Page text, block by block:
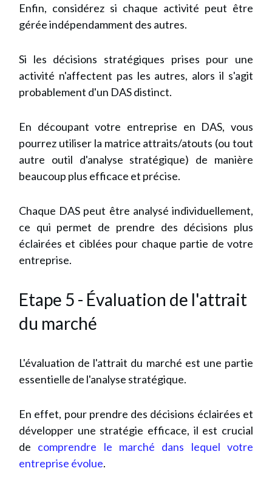
Enfin, considérez si chaque activité peut être
gérée indépendamment des autres.
Si les décisions stratégiques prises pour une
activité n'affectent pas les autres, alors il s'agit
probablement d'un DAS distinct.
En découpant votre entreprise en DAS, vous
pourrez utiliser la matrice attraits/atouts (ou tout
autre outil d'analyse stratégique) de manière
beaucoup plus efficace et précise.
Chaque DAS peut être analysé individuellement,
ce qui permet de prendre des décisions plus
éclairées et ciblées pour chaque partie de votre
entreprise.
Etape 5 - Évaluation de l'attrait
du marché
L'évaluation de l'attrait du marché est une partie
essentielle de l'analyse stratégique.
En effet, pour prendre des décisions éclairées et
développer une stratégie efficace, il est crucial
de comprendre le marché dans lequel votre
entreprise évolue.